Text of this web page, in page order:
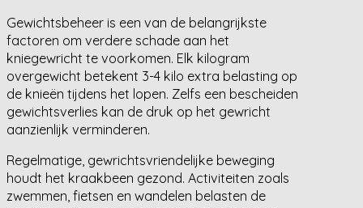
Gewichtsbeheer is een van de belangrijkste
factoren om verdere schade aan het
kniegewricht te voorkomen. Elk kilogram
overgewicht betekent 3-4 kilo extra belasting op
de knieën tijdens het lopen. Zelfs een bescheiden
gewichtsverlies kan de druk op het gewricht
aanzienlijk verminderen.
Regelmatige, gewrichtsvriendelijke beweging
houdt het kraakbeen gezond. Activiteiten zoals
zwemmen, fietsen en wandelen belasten de